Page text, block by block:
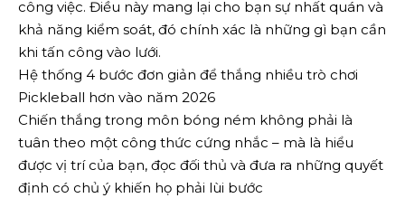
công việc. Điều này mang lại cho bạn sự nhất quán và
khả năng kiểm soát, đó chính xác là những gì bạn cần
khi tấn công vào lưới.
Hệ thống 4 bước đơn giản để thắng nhiều trò chơi
Pickleball hơn vào năm 2026
Chiến thắng trong môn bóng ném không phải là
tuân theo một công thức cứng nhắc – mà là hiểu
được vị trí của bạn, đọc đối thủ và đưa ra những quyết
định có chủ ý khiến họ phải lùi bước